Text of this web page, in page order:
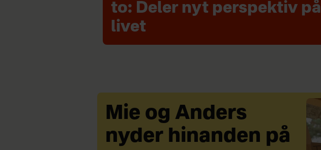
to: Deler nyt perspektiv på
livet
Mie og Anders
nyder hinanden på